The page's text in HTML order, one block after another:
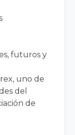
futuros y
uno de
del
de